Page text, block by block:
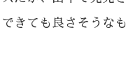
きても良さそうなも